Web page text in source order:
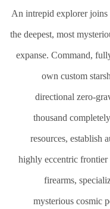
An intrepid explorer joins
the deepest, most
expanse. Command,
own custom
directional zero-
thousand
resources, establish
highly eccentric
firearms,
mysterious cosmic